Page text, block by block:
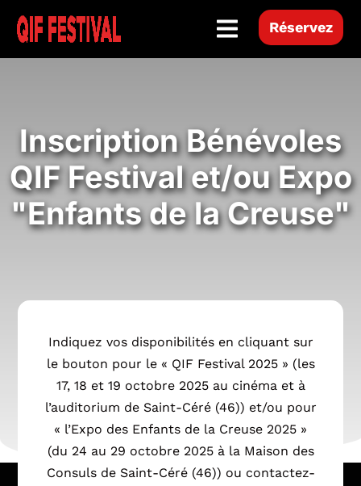
Réservez
Hamburger Toggle Menu
Inscription Bénévoles
QIF Festival et/ou Expo
"Enfants de la Creuse"
Indiquez vos disponibilités en cliquant sur
le bouton pour le « QIF Festival 2025 » (les
17, 18 et 19 octobre 2025 au cinéma et à
l’auditorium de Saint-Céré (46)) et/ou pour
« l’Expo des Enfants de la Creuse 2025 »
(du 24 au 29 octobre 2025 à la Maison des
Consuls de Saint-Céré (46)) ou contactez-